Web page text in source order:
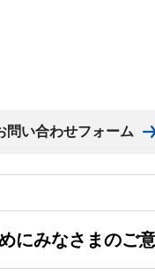
にみなさまのご